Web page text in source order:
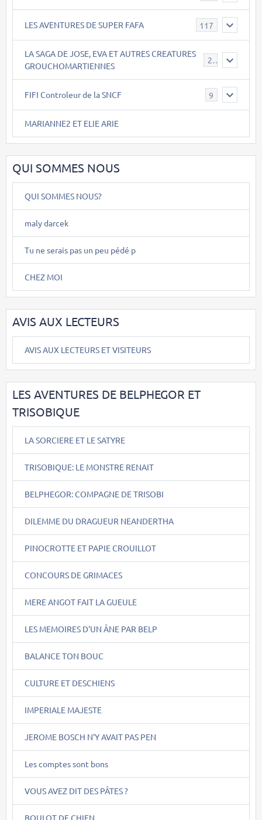
LES AVENTURES DE SUPER FAFA 117
LA SAGA DE JOSE, EVA ET AUTRES CREATURES
GROUCHOMARTIENNES
26
FIFI Controleur de la SNCF 9
MARIANNE2 ET ELIE ARIE
QUI SOMMES NOUS
QUI SOMMES NOUS?
maly darcek
Tu ne serais pas un peu pédé p
CHEZ MOI
AVIS AUX LECTEURS
AVIS AUX LECTEURS ET VISITEURS
LES AVENTURES DE BELPHEGOR ET
TRISOBIQUE
LA SORCIERE ET LE SATYRE
TRISOBIQUE: LE MONSTRE RENAIT
BELPHEGOR: COMPAGNE DE TRISOBI
DILEMME DU DRAGUEUR NEANDERTHA
PINOCROTTE ET PAPIE CROUILLOT
CONCOURS DE GRIMACES
MERE ANGOT FAIT LA GUEULE
LES MEMOIRES D'UN ÂNE PAR BELP
BALANCE TON BOUC
CULTURE ET DESCHIENS
IMPERIALE MAJESTE
JEROME BOSCH N'Y AVAIT PAS PEN
Les comptes sont bons
VOUS AVEZ DIT DES PÂTES ?
BOULOT DE CHIEN